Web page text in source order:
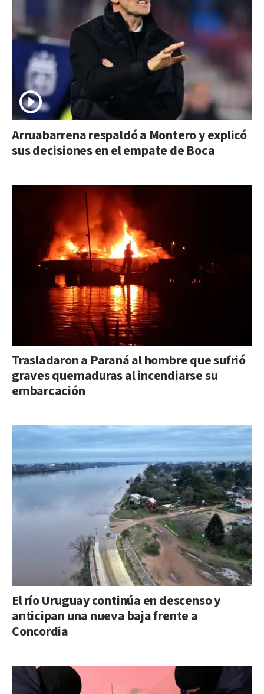
Arruabarrena respaldó a Montero y explicó
sus decisiones en el empate de Boca
Trasladaron a Paraná al hombre que sufrió
graves quemaduras al incendiarse su
embarcación
El río Uruguay continúa en descenso y
anticipan una nueva baja frente a
Concordia